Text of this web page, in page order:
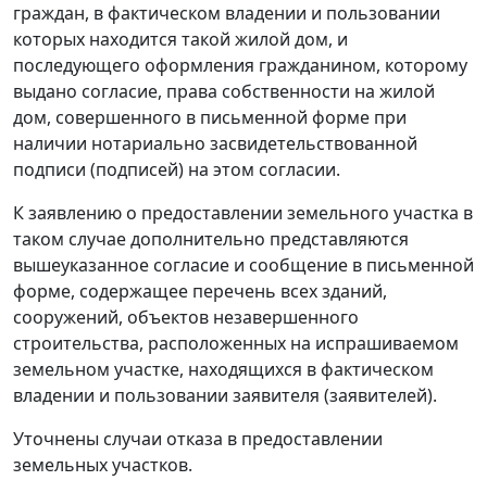
граждан, в фактическом владении и пользовании
которых находится такой жилой дом, и
последующего оформления гражданином, которому
выдано согласие, права собственности на жилой
дом, совершенного в письменной форме при
наличии нотариально засвидетельствованной
подписи (подписей) на этом согласии.
К заявлению о предоставлении земельного участка в
таком случае дополнительно представляются
вышеуказанное согласие и сообщение в письменной
форме, содержащее перечень всех зданий,
сооружений, объектов незавершенного
строительства, расположенных на испрашиваемом
земельном участке, находящихся в фактическом
владении и пользовании заявителя (заявителей).
Уточнены случаи отказа в предоставлении
земельных участков.